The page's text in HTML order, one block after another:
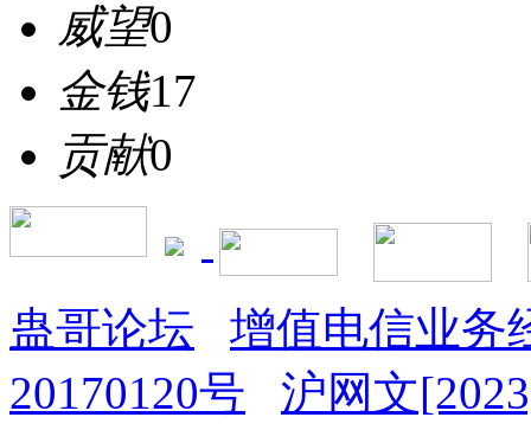
威望0
金钱17
贡献0
蛊哥论坛
增值电信业务
20170120号
沪网文